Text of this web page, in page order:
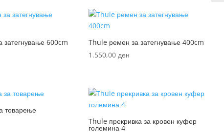
затегнување 600cm
Thule ремен за затегнување 400cm
1.550,00ден
товарење
Thule прекривка за кровен куфер
големина 4